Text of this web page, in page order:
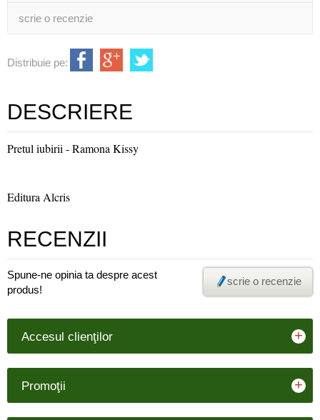
scrie o recenzie
Distribuie pe:
DESCRIERE
Pretul iubirii - Ramona Kissy
Editura Alcris
RECENZII
Spune-ne opinia ta despre acest
produs!
scrie o recenzie
Accesul clienţilor +
Promoţii +